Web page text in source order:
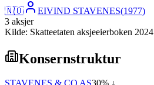
🇳🇴
EIVIND STAVENES(1977)
3 aksjer
Kilde: Skatteetaten aksjeeierboken 2024
Konsernstruktur